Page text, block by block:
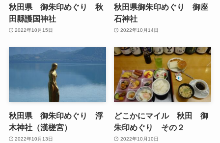
秋田県 御朱印めぐり 秋
田縣護国神社
2022年10月15日
秋田県御朱印めぐり 御座
石神社
2022年10月14日
秋田県 御朱印めぐり 浮
木神社（漢槎宮）
2022年10月13日
どこかにマイル 秋田 御
朱印めぐり その２
2022年10月10日